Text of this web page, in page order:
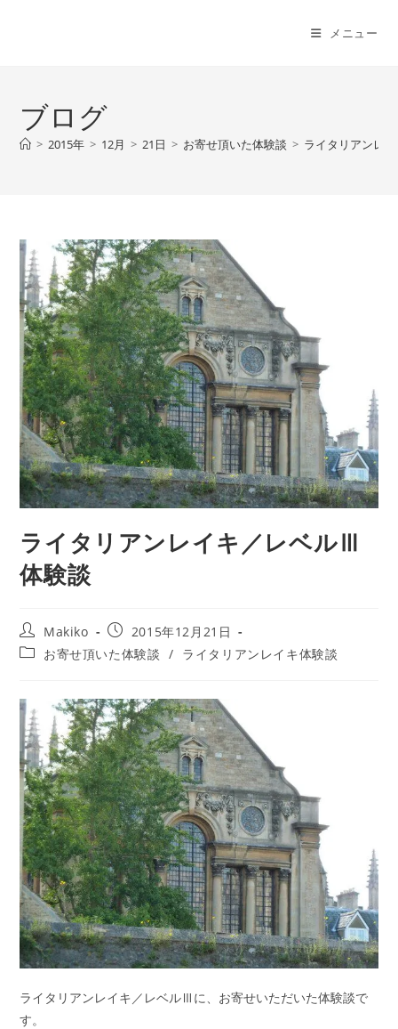
メニュー
ブログ
> 2015年 > 12月 > 21日 > お寄せ頂いた体験談 > ライタリアンレ
ライタリアンレイキ／レベルⅢ
体験談
投
稿
Makiko
投
稿
公
日:
2015年12月21日
投
テ
ゴ
リ
ー:
お寄せ頂いた体験談 / ライタリアンレイキ体験談
ライタリアンレイキ／レベルⅢに、お寄せいただいた体験談で
す。